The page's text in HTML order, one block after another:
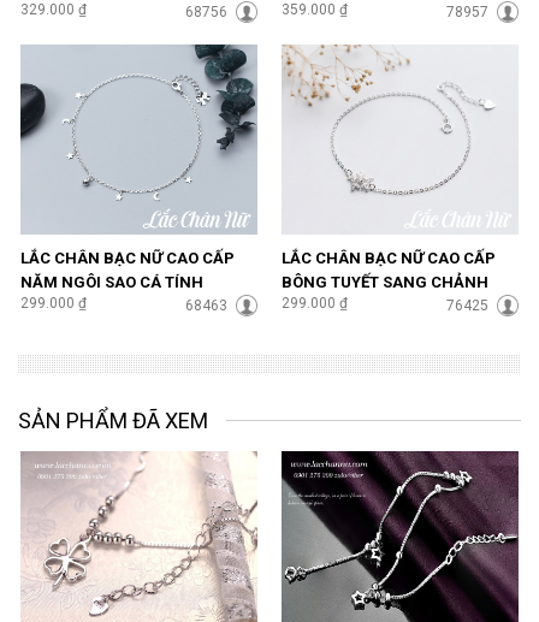
329.000 ₫ 68756
NHÀNG LCBN99
359.000 ₫ 78957
LẮC CHÂN BẠC NỮ CAO CẤP
NĂM NGÔI SAO CÁ TÍNH
LCBN100
299.000 ₫ 68463
LẮC CHÂN BẠC NỮ CAO CẤP
BÔNG TUYẾT SANG CHẢNH
LCBN102
299.000 ₫ 76425
SẢN PHẨM ĐÃ XEM